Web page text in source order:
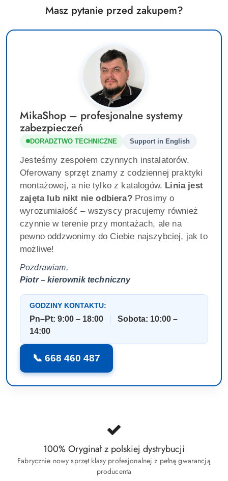
Masz pytanie przed zakupem?
MikaShop – profesjonalne systemy
zabezpieczeń
DORADZTWO TECHNICZNE Support in English
Jesteśmy zespołem czynnych instalatorów.
Oferowany sprzęt znamy z codziennej praktyki
montażowej, a nie tylko z katalogów. Linia jest
zajęta lub nikt nie odbiera?Prosimy o
wyrozumiałość – wszyscy pracujemy również
czynnie w terenie przy montażach, ale na
pewno oddzwonimy do Ciebie najszybciej, jak to
możliwe!
Pozdrawiam,
Piotr – kierownik techniczny
GODZINY KONTAKTU:
Pn–Pt: 9:00 – 18:00
Sobota: 10:00 –
14:00
📞 668 460 487
100% Oryginał z polskiej dystrybucji
Fabrycznie nowy sprzęt klasy profesjonalnej z pełną gwarancją
producenta